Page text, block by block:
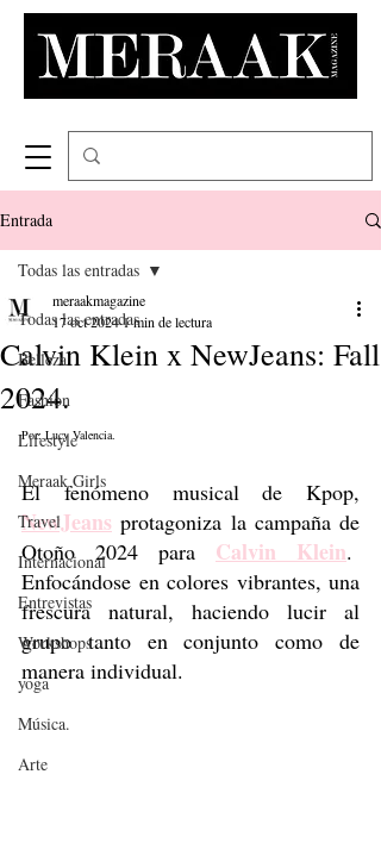
Entrada
Todas las entradas
Belleza
Fashion
Lifestyle
Meraak Girls
Travel
Internacional
Entrevistas
Workshops
yoga
Música.
Arte
Todas las entradas
Calvin Klein x NewJeans: Fall
2024.
meraakmagazine
17 oct 20241 min de lectura
Por: Lucy Valencia.
NewJeans protagoniza la campaña de
Otoño 2024 para Calvin Klein.
Enfocándose en colores vibrantes, una
frescura natural, haciendo lucir al
grupo tanto en conjunto como de
manera individual.